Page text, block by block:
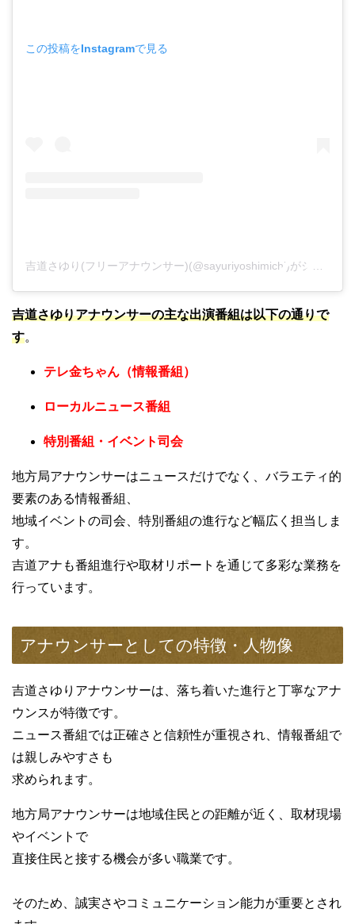
この投稿をInstagramで見る
吉道さゆり(フリーアナウンサー)(@sayuriyoshimichi)がシェアした投稿
吉道さゆりアナウンサーの主な出演番組は以下の通りで
す。
テレ金ちゃん（情報番組）
ローカルニュース番組
特別番組・イベント司会
地方局アナウンサーはニュースだけでなく、バラエティ的
要素のある情報番組、
地域イベントの司会、特別番組の進行など幅広く担当しま
す。
吉道アナも番組進行や取材リポートを通じて多彩な業務を
行っています。
アナウンサーとしての特徴・人物像
吉道さゆりアナウンサーは、落ち着いた進行と丁寧なアナ
ウンスが特徴です。
ニュース番組では正確さと信頼性が重視され、情報番組で
は親しみやすさも
求められます。
地方局アナウンサーは地域住民との距離が近く、取材現場
やイベントで
直接住民と接する機会が多い職業です。
そのため、誠実さやコミュニケーション能力が重要とされ